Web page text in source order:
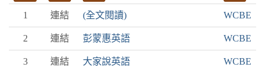
1 連結 (全文閱讀) WCBE
2 連結 彭蒙惠英語 WCBE
3 連結 大家說英語 WCBE